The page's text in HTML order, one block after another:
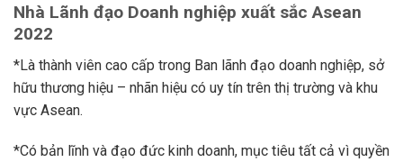
Nhà Lãnh đạo Doanh nghiệp xuất sắc Asean
2022
*Là thành viên cao cấp trong Ban lãnh đạo doanh nghiệp, sở
hữu thương hiệu – nhãn hiệu có uy tín trên thị trường và khu
vực Asean.
*Có bản lĩnh và đạo đức kinh doanh, mục tiêu tất cả vì quyền